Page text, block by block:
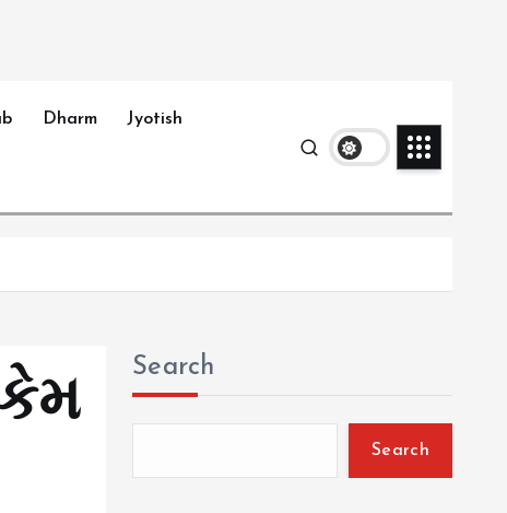
Dharm Jyotish
કેમ
Search
Search